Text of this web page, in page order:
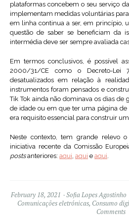
plataformas concebem o seu serviço
implementam medidas voluntárias
em linha continua a ser, em princípio,
questão de saber se beneficiam da
intermédia deve ser sempre avaliada
Em termos conclusivos, é possível
2000/31/CE como o Decreto-Lei
desatualizados em relação à
instrumentos foram pensados e
Tik Tok ainda não dominava os dias de
de idade ou em que ter uma página de
era requisito essencial para construir
Neste contexto, tem grande relevo
iniciativa recente da Comissão
postsanteriores: aqui, aqui e aqui.
February 18, 2021 Sofia Lopes Agostinho
Comunicações eletrónicas, Consumo
Comments